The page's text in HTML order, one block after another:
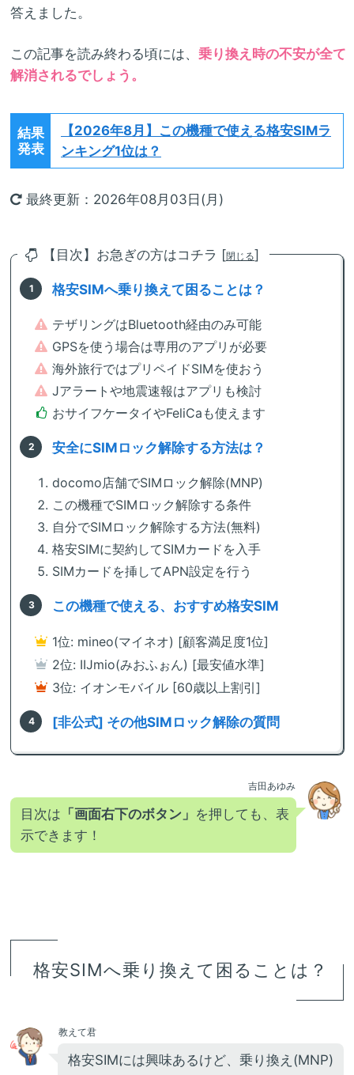
答えました。
この記事を読み終わる頃には、 乗り換え時の不安が全て
解消されるでしょう。
結果
発表
【2026年8月】 この機種で使える格安SIMラ
ンキング1位は？
最終更新：2026年08月03日(月)
【目次】お急ぎの方はコチラ [閉じる]
格安SIMへ乗り換えて困ることは？
テザリングはBluetooth経由のみ可能
GPSを使う場合は専用のアプリが必要
海外旅行ではプリペイドSIMを使おう
Jアラートや地震速報はアプリも検討
おサイフケータイやFeliCaも使えます
安全にSIMロック解除する方法は？
docomo店舗でSIMロック解除(MNP)
この機種でSIMロック解除する条件
自分でSIMロック解除する方法(無料)
格安SIMに契約してSIMカードを入手
SIMカードを挿してAPN設定を行う
この機種で使える、おすすめ格安SIM
1位: mineo(マイネオ) [顧客満足度1位]
2位: IIJmio(みおふぉん) [最安値水準]
3位: イオンモバイル [60歳以上割引]
[非公式] その他SIMロック解除の質問
吉田あゆみ
目次は 「画面右下のボタン」 を押しても、表
示できます！
格安SIMへ乗り換えて困ることは？
教えて君
格安SIMには興味あるけど、乗り換え(MNP)